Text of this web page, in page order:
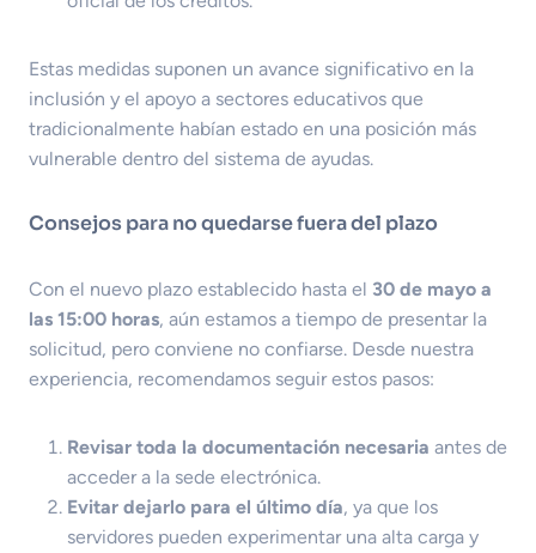
Estas medidas suponen un avance significativo en la
inclusión y el apoyo a sectores educativos que
tradicionalmente habían estado en una posición más
vulnerable dentro del sistema de ayudas.
Consejos para no quedarse fuera del plazo
Con el nuevo plazo establecido hasta el 30 de mayo a
las 15:00 horas, aún estamos a tiempo de presentar la
solicitud, pero conviene no confiarse. Desde nuestra
experiencia, recomendamos seguir estos pasos:
Revisar toda la documentación necesaria antes de
acceder a la sede electrónica.
Evitar dejarlo para el último día, ya que los
servidores pueden experimentar una alta carga y